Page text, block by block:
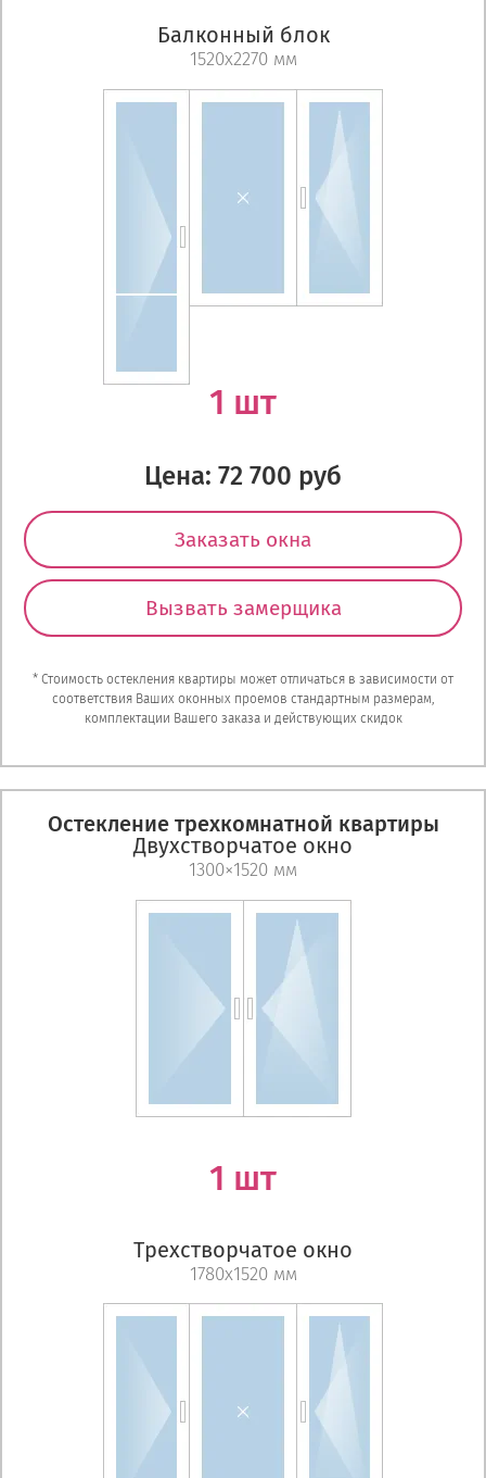
Балконный блок
1520х2270 мм
1 шт
Цена: 72 700 руб
Заказать окна
Вызвать замерщика
* Стоимость остекления квартиры может отличаться в зависимости от
соответствия Ваших оконных проемов стандартным размерам,
комплектации Вашего заказа и действующих скидок
Остекление трехкомнатной квартиры
Двухстворчатое окно
1300×1520 мм
1 шт
Трехстворчатое окно
1780х1520 мм